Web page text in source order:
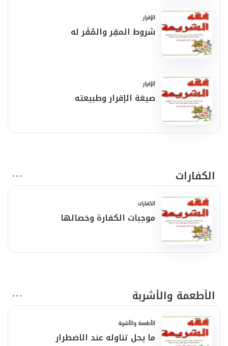
الإقرار
شروط المقِر والمُقَر له
الإقرار
صيغة الإقرار وطبيعته
الكفارات
الكفارات
موجبات الكفارة وخصالها
الأطعمة والأشربة
الأطعمة والأشربة
ما يحل تناوله عند الاضطرار